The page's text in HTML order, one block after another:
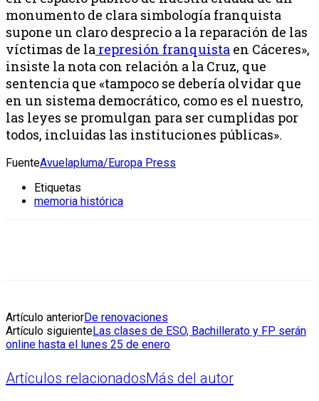
monumento de clara simbología franquista
supone un claro desprecio a la reparación de las
víctimas de la represión franquista en Cáceres»,
insiste la nota con relación a la Cruz, que
sentencia que «tampoco se debería olvidar que
en un sistema democrático, como es el nuestro,
las leyes se promulgan para ser cumplidas por
todos, incluidas las instituciones públicas».
FuenteAvuelapluma/Europa Press
Etiquetas
memoria histórica
Artículo anteriorDe renovaciones
Artículo siguienteLas clases de ESO, Bachillerato y FP serán
online hasta el lunes 25 de enero
Artículos relacionadosMás del autor